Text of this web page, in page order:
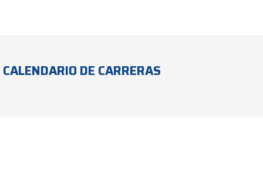
CALENDARIO DE CARRERAS